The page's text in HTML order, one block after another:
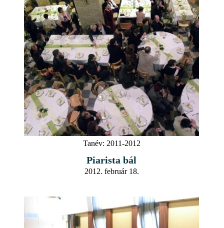
Tanév: 2011-2012
Piarista bál
2012. február 18.